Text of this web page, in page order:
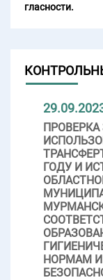
гласности.
ГОДУ И
НОРМАМ И